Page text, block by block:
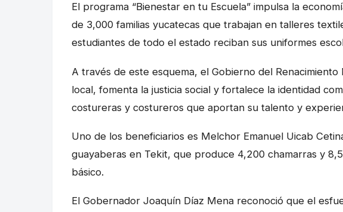
El programa “Bienestar en tu Escuela” impulsa la
de 3,000 familias yucatecas que trabajan en talleres
estudiantes de todo el estado reciban sus uniformes
A través de este esquema, el Gobierno del
local, fomenta la justicia social y fortalece la identidad
costureras y costureros que aportan su talento y
Uno de los beneficiarios es Melchor Emanuel Uicab
guayaberas en Tekit, que produce 4,200 chamarras y
básico.
El Gobernador Joaquín Díaz Mena reconoció que el